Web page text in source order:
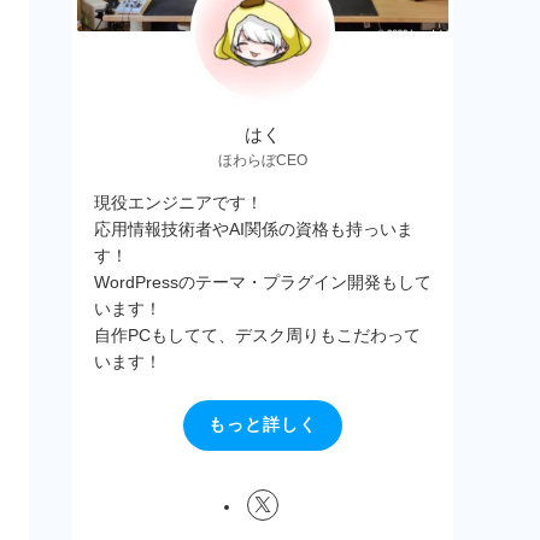
はく
ほわらぼCEO
現役エンジニアです！
応用情報技術者やAI関係の資格も持っいま
す！
WordPressのテーマ・プラグイン開発もして
います！
自作PCもしてて、デスク周りもこだわって
います！
もっと詳しく